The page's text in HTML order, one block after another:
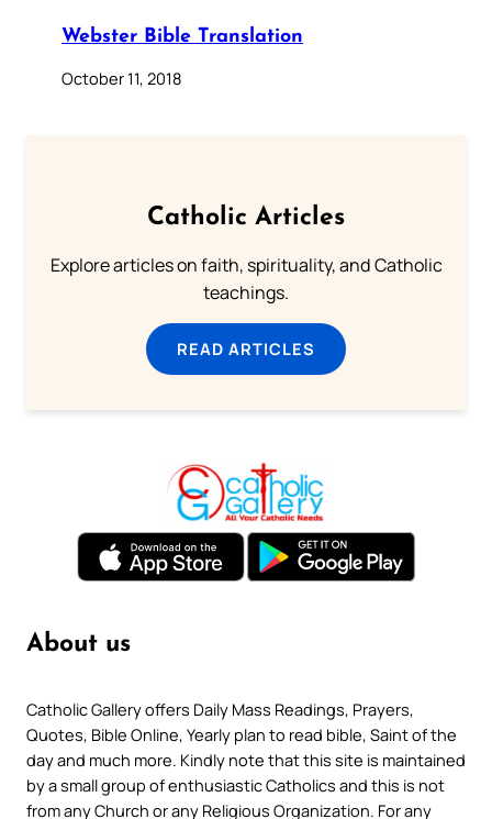
Webster Bible Translation
October 11, 2018
Catholic Articles
Explore articles on faith, spirituality, and Catholic
teachings.
READ ARTICLES
About us
Catholic Gallery offers Daily Mass Readings, Prayers,
Quotes, Bible Online, Yearly plan to read bible, Saint of the
day and much more. Kindly note that this site is maintained
by a small group of enthusiastic Catholics and this is not
from any Church or any Religious Organization. For any